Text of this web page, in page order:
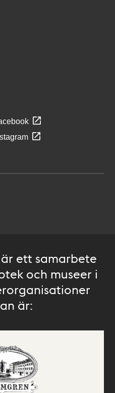
ett samarbete
och museer i
är: